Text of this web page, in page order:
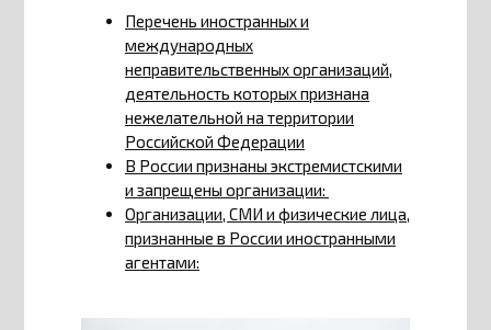
Перечень иностранных и
международных
неправительственных организаций,
деятельность которых признана
нежелательной на территории
Российской Федерации
В России признаны экстремистскими
и запрещены организации:
Организации, СМИ и физические лица,
признанные в России иностранными
агентами: